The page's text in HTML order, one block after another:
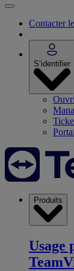
Contacter
S’identifier
Produits
Usage